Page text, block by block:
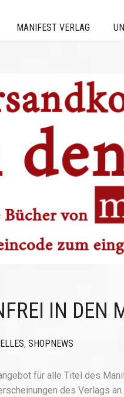
MANIFEST VERLAG
IN DEN
, SHOPNEWS
für alle Titel des
des Verlags